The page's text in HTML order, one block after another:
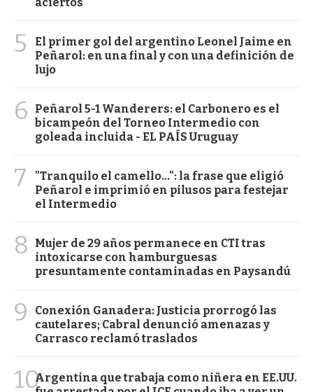
aciertos
5
El primer gol del argentino Leonel Jaime en
Peñarol: en una final y con una definición de
lujo
6
Peñarol 5-1 Wanderers: el Carbonero es el
bicampeón del Torneo Intermedio con
goleada incluida - EL PAÍS Uruguay
7
"Tranquilo el camello...": la frase que eligió
Peñarol e imprimió en pilusos para festejar
el Intermedio
8
Mujer de 29 años permanece en CTI tras
intoxicarse con hamburguesas
presuntamente contaminadas en Paysandú
9
Conexión Ganadera: Justicia prorrogó las
cautelares; Cabral denunció amenazas y
Carrasco reclamó traslados
10Argentina que trabaja como niñera en EE.UU.